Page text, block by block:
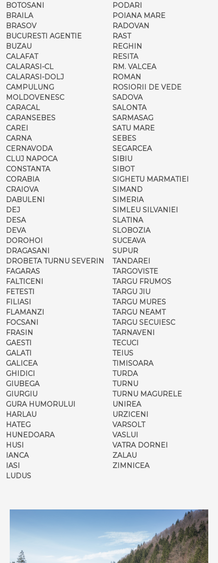
BOTOSANI
BRAILA
BRASOV
BUCURESTI AGENTIE
BUZAU
CALAFAT
CALARASI-CL
CALARASI-DOLJ
CAMPULUNG
MOLDOVENESC
CARACAL
CARANSEBES
CAREI
CARNA
CERNAVODA
CLUJ NAPOCA
CONSTANTA
CORABIA
CRAIOVA
DABULENI
DEJ
DESA
DEVA
DOROHOI
DRAGASANI
DROBETA TURNU SEVERIN
FAGARAS
FALTICENI
FETESTI
FILIASI
FLAMANZI
FOCSANI
FRASIN
GAESTI
GALATI
GALICEA
GHIDICI
GIUBEGA
GIURGIU
GURA HUMORULUI
HARLAU
HATEG
HUNEDOARA
HUSI
IANCA
IASI
LUDUS
PODARI
POIANA MARE
RADOVAN
RAST
REGHIN
RESITA
RM. VALCEA
ROMAN
ROSIORII DE VEDE
SADOVA
SALONTA
SARMASAG
SATU MARE
SEBES
SEGARCEA
SIBIU
SIBOT
SIGHETU MARMATIEI
SIMAND
SIMERIA
SIMLEU SILVANIEI
SLATINA
SLOBOZIA
SUCEAVA
SUPUR
TANDAREI
TARGOVISTE
TARGU FRUMOS
TARGU JIU
TARGU MURES
TARGU NEAMT
TARGU SECUIESC
TARNAVENI
TECUCI
TEIUS
TIMISOARA
TURDA
TURNU
TURNU MAGURELE
UNIREA
URZICENI
VARSOLT
VASLUI
VATRA DORNEI
ZALAU
ZIMNICEA